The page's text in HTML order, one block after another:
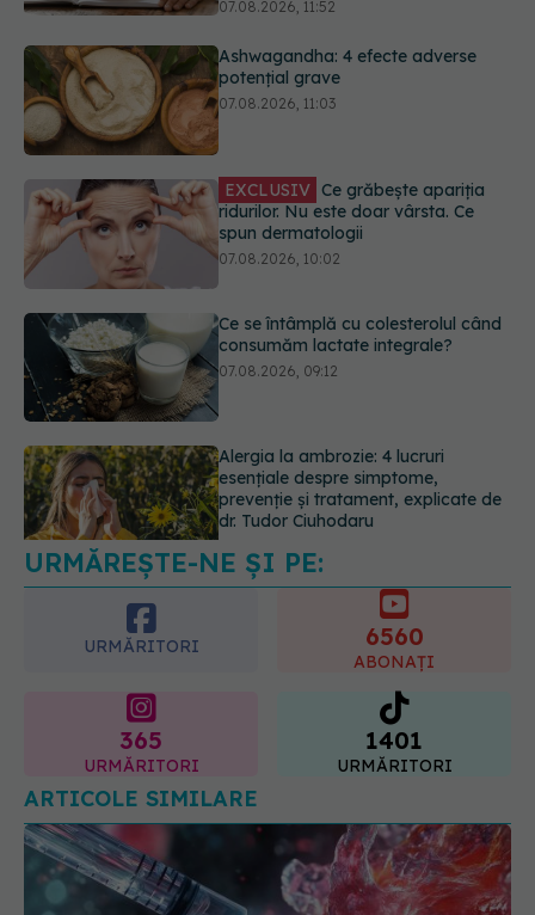
EXCLUSIV Ce grăbește apariția
ridurilor. Nu este doar vârsta. Ce
spun dermatologii
Ce se întâmplă cu colesterolul când
consumăm lactate integrale?
07.08.2026, 09:12
Alergia la ambrozie: 4 lucruri
esențiale despre simptome,
prevenție și tratament, explicate de
Schimbare majoră la examenul de
medic specialist din 2026. Toți
candidații vor avea aceleași
07.08.2026, 11:52
URMĂREȘTE-NE ȘI PE:
URMĂRITORI 6560
365 1401
URMĂRITORI
ARTICOLE SIMILARE